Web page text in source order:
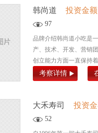
韩尚道 投资金
97
品牌介绍韩尚道小吃是
产、技术、开发、营销
创立能力方面一直保持
考察详情
大禾寿司 投资
52